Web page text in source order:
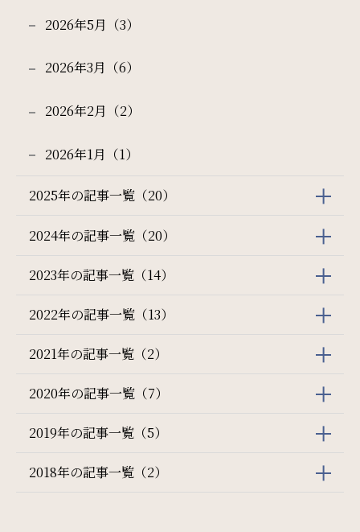
2026年5月（3）
2026年3月（6）
2026年2月（2）
2026年1月（1）
2025年の記事一覧（20）
2024年の記事一覧（20）
2023年の記事一覧（14）
2022年の記事一覧（13）
2021年の記事一覧（2）
2020年の記事一覧（7）
2019年の記事一覧（5）
2018年の記事一覧（2）